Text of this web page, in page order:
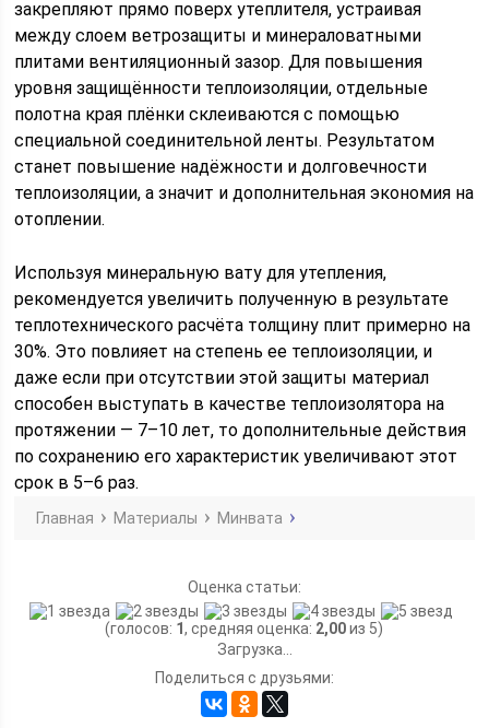
закрепляют прямо поверх утеплителя, устраивая
между слоем ветрозащиты и минераловатными
плитами вентиляционный зазор. Для повышения
уровня защищённости теплоизоляции, отдельные
полотна края плёнки склеиваются с помощью
специальной соединительной ленты. Результатом
станет повышение надёжности и долговечности
теплоизоляции, а значит и дополнительная экономия на
отоплении.
Используя минеральную вату для утепления,
рекомендуется увеличить полученную в результате
теплотехнического расчёта толщину плит примерно на
30%. Это повлияет на степень ее теплоизоляции, и
даже если при отсутствии этой защиты материал
способен выступать в качестве теплоизолятора на
протяжении — 7–10 лет, то дополнительные действия
по сохранению его характеристик увеличивают этот
срок в 5–6 раз.
Главная Материалы Минвата
Оценка статьи:
(голосов: 1, средняя оценка: 2,00из 5)
Загрузка...
Поделиться с друзьями: